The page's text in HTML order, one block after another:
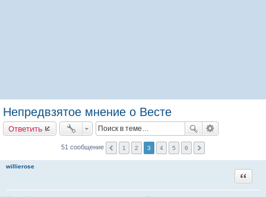
Непредвзятое мнение о Весте
Ответить
51 сообщение 1 2 3 4 5 6
willierose
Цитата